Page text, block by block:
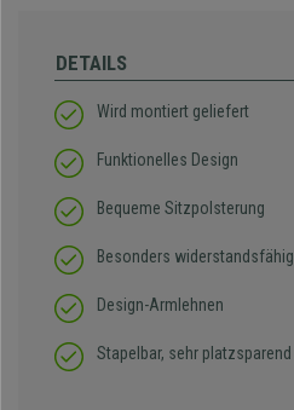
DETAILS
Wird montiert geliefert
Funktionelles Design
Bequeme Sitzpolsterung
Besonders widerstandsfähig
Design-Armlehnen
Stapelbar, sehr platzsparend